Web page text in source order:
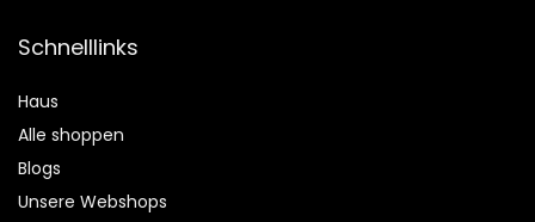
Schnelllinks
Haus
Alle shoppen
Blogs
Unsere Webshops